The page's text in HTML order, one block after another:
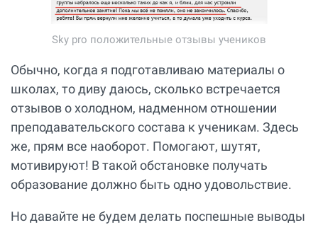
Sky pro положительные отзывы учеников
Обычно, когда я подготавливаю материалы о
школах, то диву даюсь, сколько встречается
отзывов о холодном, надменном отношении
преподавательского состава к ученикам. Здесь
же, прям все наоборот. Помогают, шутят,
мотивируют! В такой обстановке получать
образование должно быть одно удовольствие.
Но давайте не будем делать поспешные выводы